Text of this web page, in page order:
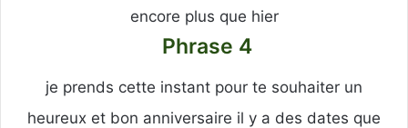
encore plus que hier
Phrase 4
je prends cette instant pour te souhaiter un
heureux et bon anniversaire il y a des dates que